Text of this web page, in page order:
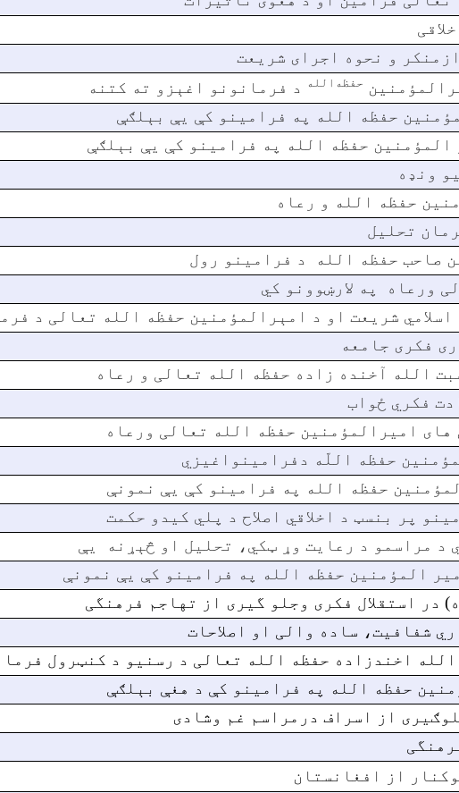
و نحوه اجرای شریعت
حفظه‌الله
د فرمانونو اغېزو ته کتنه
حفظه الله په فرامینو کې یې بېلګې
المؤمنین حفظه الله په فرامینو کې یې بېلګې
ونډه
حفظه الله و رعاه
تحلیل
صاحب حفظه الله د فرامینو رول
ورعاه په لارښوونو کي
شریعت او د امېرالمؤمنین حفظه الله تعالی د
فکری جامعه
الله آخنده زاده حفظه الله تعالی و رعاه
فکري ځواب
امیرالمؤمنین حفظه الله تعالی ورعاه
حفظه اللّه دفرامینواغیزي
حفظه الله په فرامینو کې یې نمونې
پر بنسټ د اخلاقي اصلاح د پلي کیدو حکمت
د مراسمو د رعایت وړ ټکي، تحلیل او څېړنه یې
المؤمنین حفظه الله په فرامینو کې یې نمونې
در استقلال فکری وجلو گیری از تهاجم فرهنگی
شفافیت، ساده والی او اصلاحات
اخندزاده حفظه الله تعالی د رسنیو د کنټرول
حفظه الله په فرامینو کې د هغې بېلګې
از اسراف درمراسم غم وشادی
از افغانستان